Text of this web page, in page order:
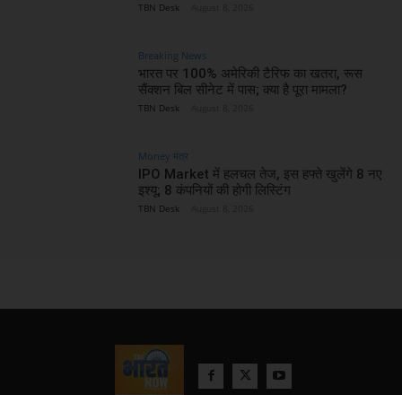
TBN Desk
Breaking News
भारत पर 100% अमेरिकी टैरिफ का खतरा, रूस
सैंक्शन बिल सीनेट में पास; क्या है पूरा मामला?
TBN Desk
Money मंत्र
IPO Market में हलचल तेज, इस हफ्ते खुलेंगे 8 नए
इश्यू; 8 कंपनियों की होगी लिस्टिंग
TBN Desk